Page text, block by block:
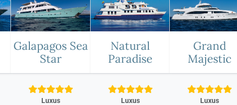
Galapagos Sea
Star
Natural
Paradise
Grand
Majestic
Luxus Luxus Luxus